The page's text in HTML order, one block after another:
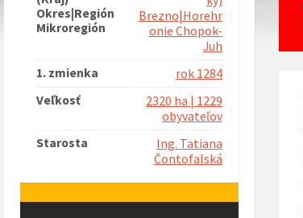
Okres|Región
Mikroregión
Brezno|Horehr
onie Chopok-
Juh
1. zmienka
rok 1284
Veľkosť
2320 ha | 1229
obyvateľov
Starosta
Ing. Tatiana
Čontofalská